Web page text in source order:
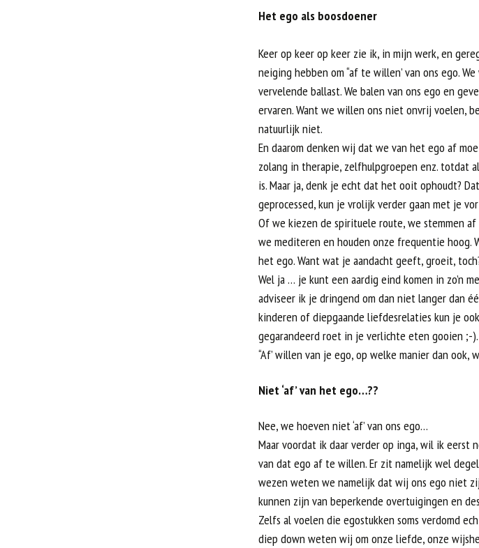
Het ego als boosdoener
Keer op keer op keer zie ik, in mijn werk, en
neiging hebben om “af te willen’ van ons ego.
vervelende ballast. We balen van ons ego en
ervaren. Want we willen ons niet onvrij voelen,
natuurlijk niet.
En daarom denken wij dat we van het ego af
zolang in therapie, zelfhulpgroepen enz. totdat
is. Maar ja, denk je echt dat het ooit ophoudt?
geprocessed, kun je vrolijk verder gaan met je
Of we kiezen de spirituele route, we stemmen
we mediteren en houden onze frequentie hoog.
het ego. Want wat je aandacht geeft, groeit,
Wel ja … je kunt een aardig eind komen in zo’n
adviseer ik je dringend om dan niet langer dan
kinderen of diepgaande liefdesrelaties kun je
gegarandeerd roet in je verlichte eten gooien ;-).
“Af’ willen van je ego, op welke manier dan ook,
Niet ‘af’ van het ego…??
Nee, we hoeven niet ‘af’ van ons ego…
Maar voordat ik daar verder op inga, wil ik eerst
van dat ego af te willen. Er zit namelijk wel
wezen weten we namelijk dat wij ons ego niet
kunnen zijn van beperkende overtuigingen en
Zelfs al voelen die egostukken soms verdomd
diep down weten wij om onze liefde, onze